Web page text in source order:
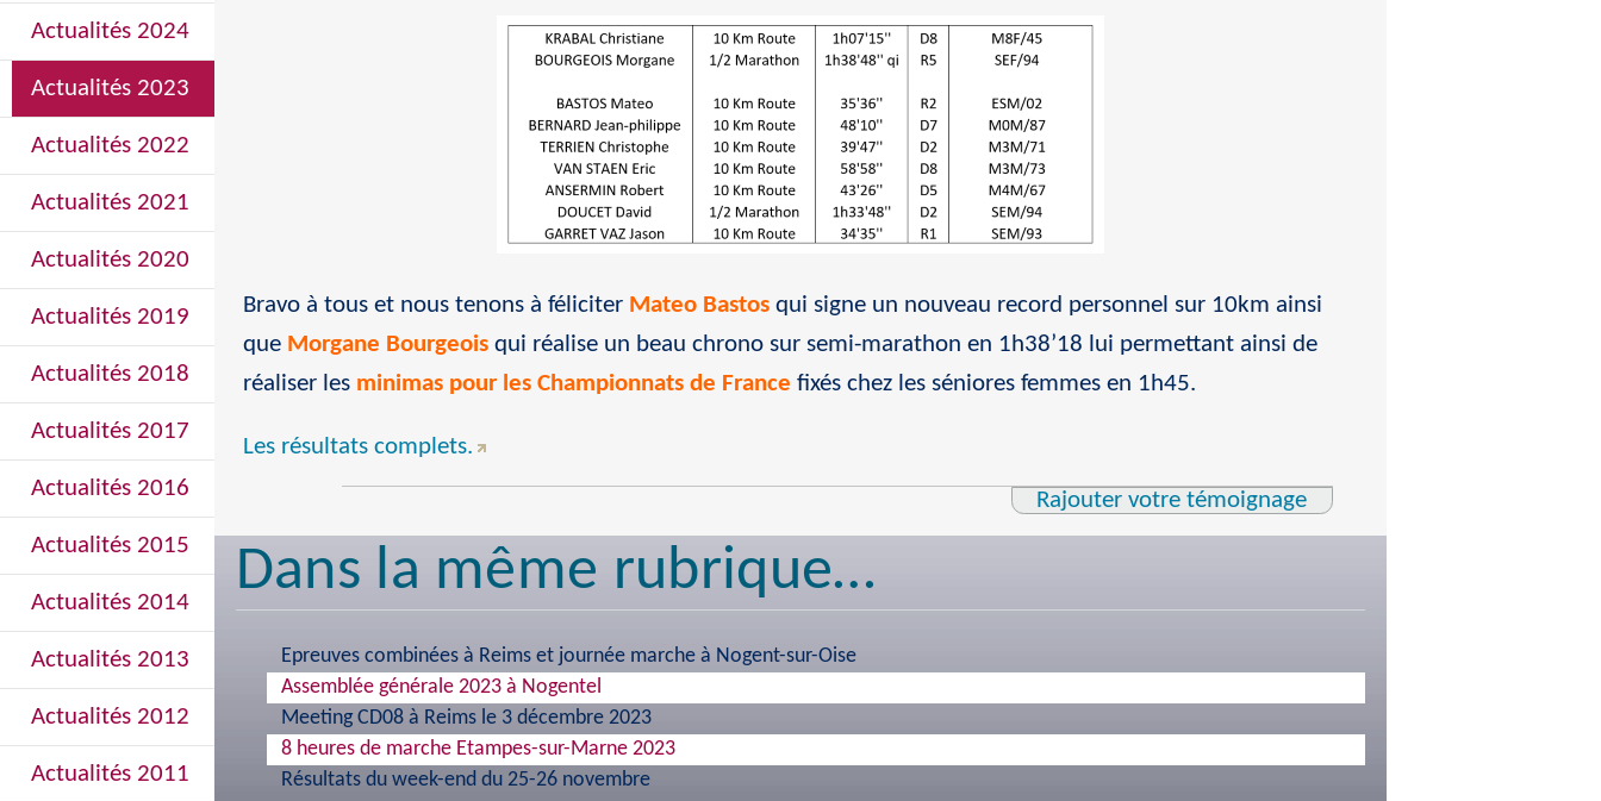
Bravo à tous et nous tenons à féliciter Mateo Bastos qui signe un nouveau record personnel sur 10km ainsi
que Morgane Bourgeois qui réalise un beau chrono sur semi-marathon en 1h38’18 lui permettant ainsi de
réaliser les minimas pour les Championnats de France fixés chez les séniores femmes en 1h45.
Les résultats complets.
Rajouter votre témoignage
Dans la même rubrique…
Epreuves combinées à Reims et journée marche à Nogent-sur-Oise
Assemblée générale 2023 à Nogentel
Meeting CD08 à Reims le 3 décembre 2023
8 heures de marche Etampes-sur-Marne 2023
Résultats du week-end du 25-26 novembre
Actualités 2024
Actualités 2023
Actualités 2022
Actualités 2021
Actualités 2020
Actualités 2019
Actualités 2018
Actualités 2017
Actualités 2016
Actualités 2015
Actualités 2014
Actualités 2013
Actualités 2012
Actualités 2011